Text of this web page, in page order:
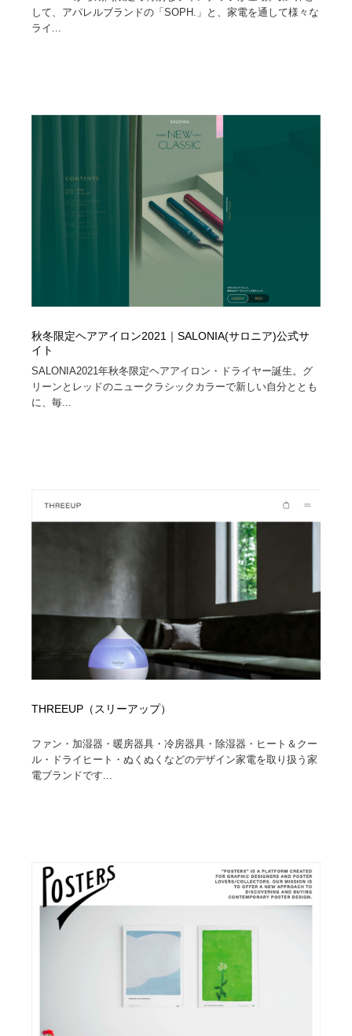
して、アパレルブランドの「SOPH.」と、家電を通して様々な
ライ...
秋冬限定ヘアアイロン2021｜SALONIA(サロニア)公式サ
イト
SALONIA2021年秋冬限定ヘアアイロン・ドライヤー誕生。グ
リーンとレッドのニュークラシックカラーで新しい自分ととも
に、毎...
THREEUP（スリーアップ）
ファン・加湿器・暖房器具・冷房器具・除湿器・ヒート＆クー
ル・ドライヒート・ぬくぬくなどのデザイン家電を取り扱う家
電ブランドです...